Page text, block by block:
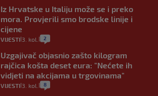
Iz Hrvatske u Italiju može se i preko
mora. Provjerili smo brodske linije i
cijene
VIJESTI 3. kol. 2
Uzgajivač objasnio zašto kilogram
rajčica košta deset eura: "Nećete ih
vidjeti na akcijama u trgovinama"
VIJESTI 3. kol. 8